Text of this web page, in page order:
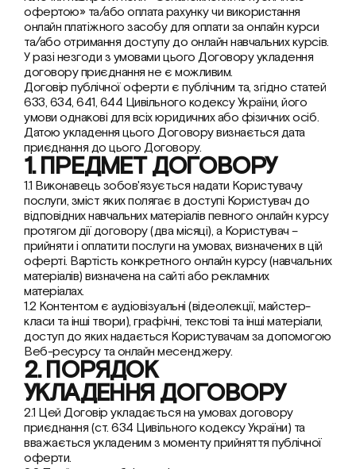
офертою» та/або оплата рахунку чи використання
онлайн платіжного засобу для оплати за онлайн курси
та/або отримання доступу до онлайн навчальних курсів.
У разі незгоди з умовами цього Договору укладення
договору приєднання не є можливим.
Договір публічної оферти є публічним та, згідно статей
633, 634, 641, 644 Цивільного кодексу України, його
умови однакові для всіх юридичних або фізичних осіб.
Датою укладення цього Договору визнається дата
приєднання до цього Договору.
1. ПРЕДМЕТ ДОГОВОРУ
1.1 Виконавець зобов'язується надати Користувачу
послуги, зміст яких полягає в доступі Користувач до
відповідних навчальних матеріалів певного онлайн курсу
протягом дії договору (два місяці), а Користувач –
прийняти і оплатити послуги на умовах, визначених в цій
оферті. Вартість конкретного онлайн курсу (навчальних
матеріалів) визначена на сайті або рекламних
матеріалах.
1.2 Контентом є аудіовізуальні (відеолекції, майстер-
класи та інші твори), графічні, текстові та інші матеріали,
доступ до яких надається Користувачам за допомогою
Веб-ресурсу та онлайн месенджеру.
2. ПОРЯДОК
УКЛАДЕННЯ ДОГОВОРУ
2.1 Цей Договір укладається на умовах договору
приєднання (ст. 634 Цивільного кодексу України) та
вважається укладеним з моменту прийняття публічної
оферти.